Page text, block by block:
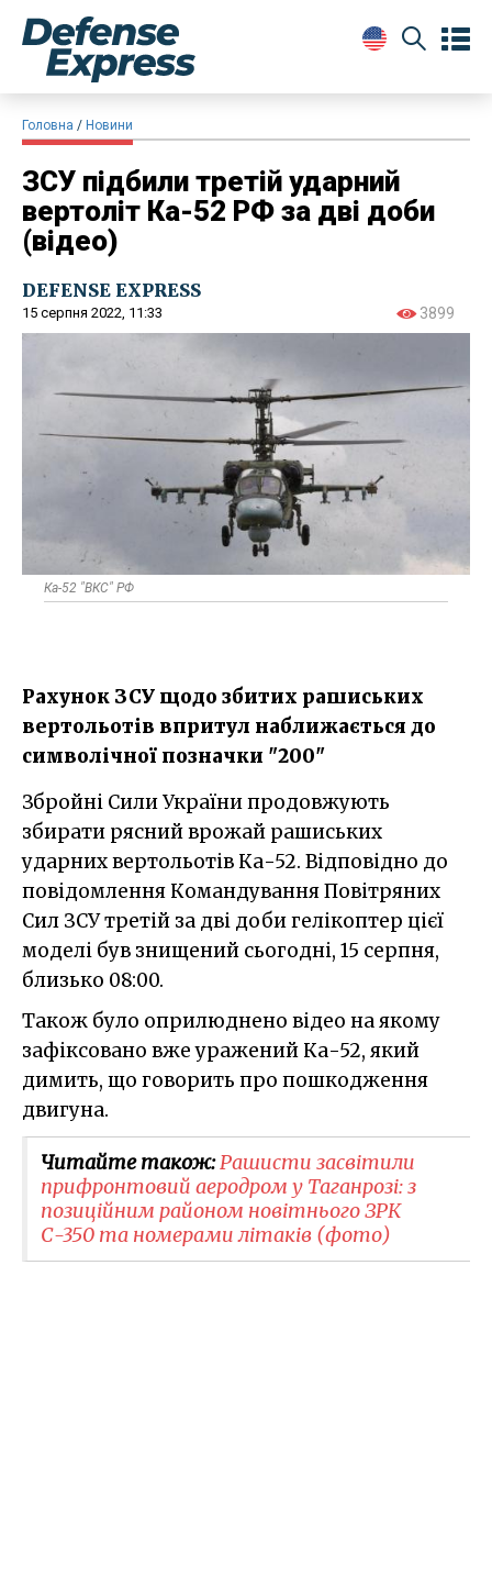
Головна Новини
ЗСУ підбили третій ударний
вертоліт Ка-52 РФ за дві доби
(відео)
DEFENSE EXPRESS
15 серпня 2022, 11:33 3899
Ка-52 "ВКС" РФ
Рахунок ЗСУ щодо збитих рашиських
вертольотів впритул наближається до
символічної позначки "200"
Збройні Сили України продовжують
збирати рясний врожай рашиських
ударних вертольотів Ка-52. Відповідно до
повідомлення Командування Повітряних
Сил ЗСУ третій за дві доби гелікоптер цієї
моделі був знищений сьогодні, 15 серпня,
близько 08:00.
Також було оприлюднено відео на якому
зафіксовано вже уражений Ка-52, який
димить, що говорить про пошкодження
двигуна.
Читайте також:Рашисти засвітили
прифронтовий аеродром у Таганрозі: з
позиційним районом новітнього ЗРК
С-350 та номерами літаків (фото)